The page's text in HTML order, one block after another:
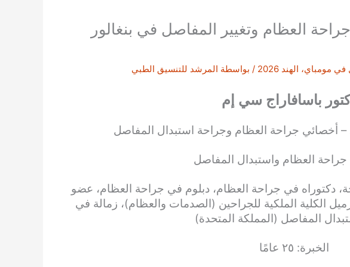
العظام وتغيير المفاصل في بنغالور
الهند 2026 / بواسطة المرشد للتنسيق الطبي
باسافاراج سي إم
جراحة العظام وجراحة استبدال المفاصل
جراحة العظام واستبدال المفاصل
دكتوراه في جراحة العظام، دبلوم في جراحة العظام، عضو
الكلية الملكية للجراحين (الصدمات والعظام)، زمالة في
المفاصل (المملكة المتحدة)
الخبرة: ٢٥ عامًا